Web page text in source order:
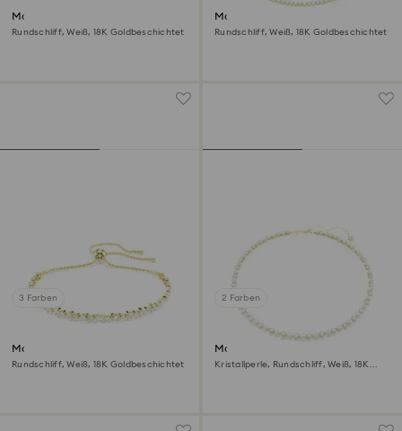
Matrix Tennis Armband
Rundschliff, Weiß, 18K Goldbeschichtet
Matrix Tennis Halskette
Rundschliff, Weiß, 18K Goldbeschichtet
3 Farben
Matrix Armband
Rundschliff, Weiß, 18K Goldbeschichtet
2 Farben
Matrix Tennis Halskette
Kristallperle, Rundschliff, Weiß, 18K